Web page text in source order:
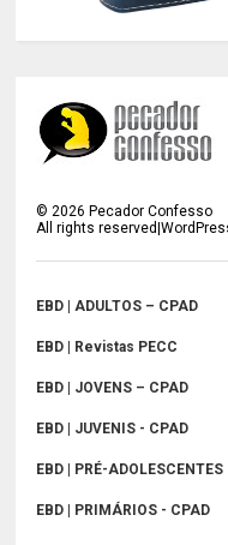
©2026 Pecador Confesso
All rights
EBD | ADULTOS – CPAD
EBD | Revistas PECC
EBD | JOVENS – CPAD
EBD | JUVENIS - CPAD
EBD | PRÉ-ADOLESCENTES
EBD | PRIMÁRIOS - CPAD